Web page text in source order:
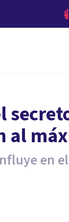
al
en